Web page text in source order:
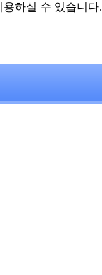
하실 수 있습니다.